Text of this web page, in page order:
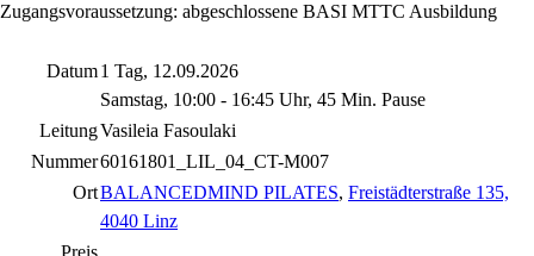
Zugangsvoraussetzung: abgeschlossene BASI MTTC Ausbildung
Datum1 Tag, 12.09.2026
Samstag, 10:00 - 16:45 Uhr, 45 Min. Pause
LeitungVasileia Fasoulaki
Nummer60161801_LIL_04_CT-M007
OrtBALANCEDMIND PILATES, Freistädterstraße 135,
4040 Linz